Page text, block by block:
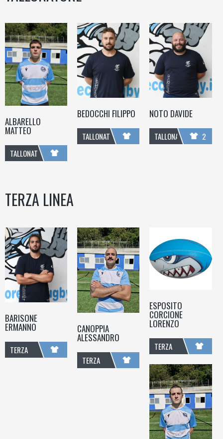
ALBARELLO
MATTEO
TALLONATORE
BEDOCCHI FILIPPO
TALLONATORE
NOTO DAVIDE
2
TALLONATORE
TERZA LINEA
BARISONE
ERMANNO
TERZA
CANOPPIA
ALESSANDRO
TERZA
ESPOSITO
CORCIONE
LORENZO
TERZA
LINEA